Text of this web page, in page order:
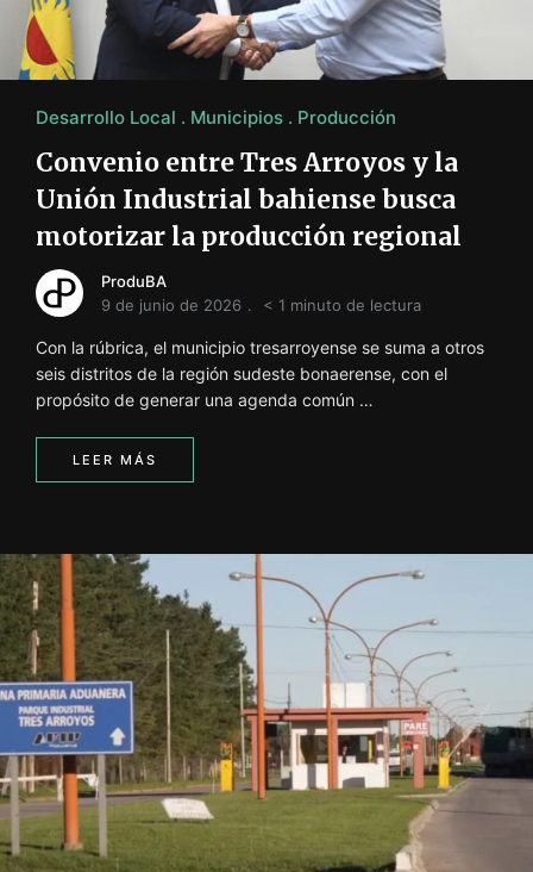
i
ó
n
Desarrollo Local Municipios Producción
Convenio entre Tres Arroyos y la
Unión Industrial bahiense busca
motorizar la producción regional
ProduBA
9 de junio de 2026
< 1 minuto de lectura
Con la rúbrica, el municipio tresarroyense se suma a otros
seis distritos de la región sudeste bonaerense, con el
propósito de generar una agenda común …
LEER MÁS